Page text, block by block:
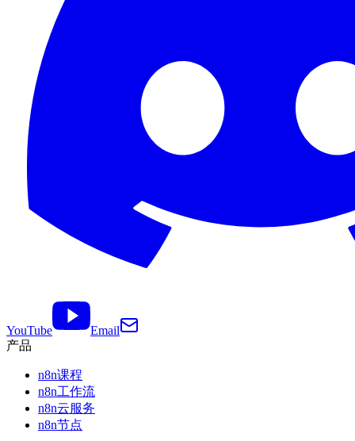
YouTube
Email
产品
n8n课程
n8n工作流
n8n云服务
n8n节点